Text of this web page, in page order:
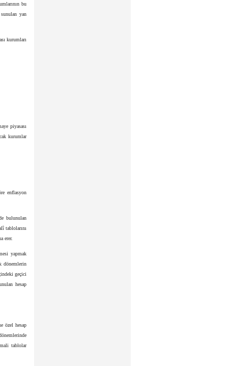
bu
yan
kurumları
piyasası
kurumlar
enflasyon
bulunulan
tablolarını
erer.
yapmak
dönemlerin
geçici
hesap
özel hesap
tablolar